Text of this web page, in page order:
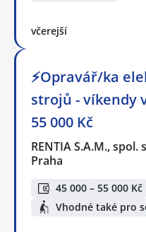
včerejší
⚡Opravář/ka
strojů - víkendy
55 000 Kč
RENTIA S.A.M., spol.
Praha
45 000 – 55 000 Kč
Vhodné také pro